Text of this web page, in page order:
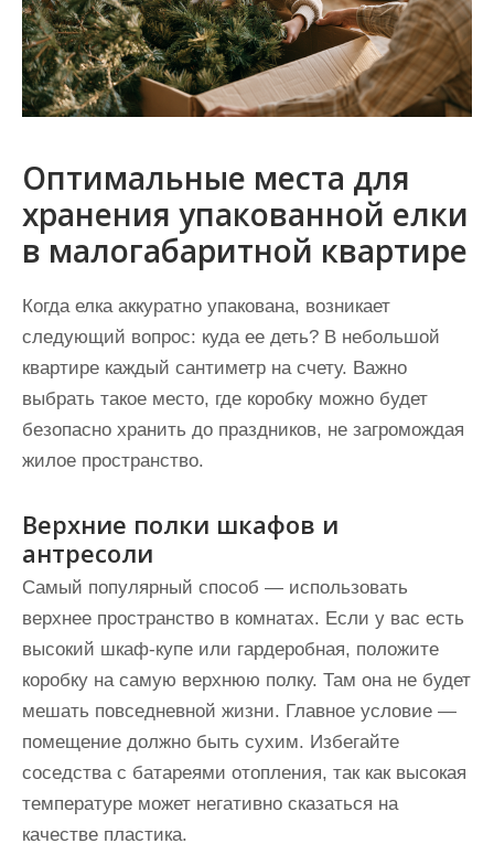
Оптимальные места для
хранения упакованной елки
в малогабаритной квартире
Когда елка аккуратно упакована, возникает
следующий вопрос: куда ее деть? В небольшой
квартире каждый сантиметр на счету. Важно
выбрать такое место, где коробку можно будет
безопасно хранить до праздников, не загромождая
жилое пространство.
Верхние полки шкафов и
антресоли
Самый популярный способ — использовать
верхнее пространство в комнатах. Если у вас есть
высокий шкаф-купе или гардеробная, положите
коробку на самую верхнюю полку. Там она не будет
мешать повседневной жизни. Главное условие —
помещение должно быть сухим. Избегайте
соседства с батареями отопления, так как высокая
температуре может негативно сказаться на
качестве пластика.